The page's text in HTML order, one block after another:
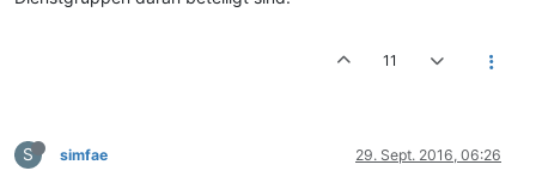
11
S simfae 29. Sept. 2016, 06:26